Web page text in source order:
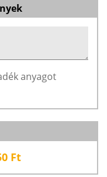
anyagot
Ft